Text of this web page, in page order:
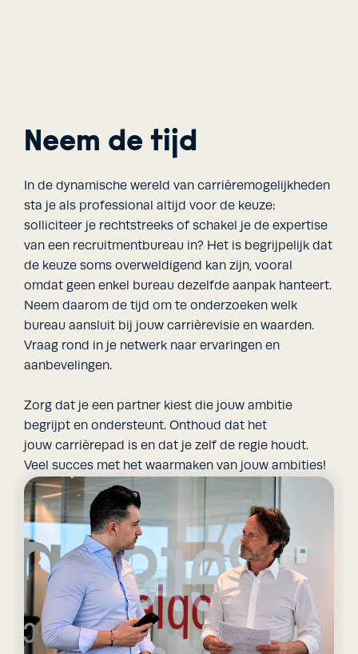
Neem de tijd
In de dynamische wereld van carrièremogelijkheden
sta je als professional altijd voor de keuze:
solliciteer je rechtstreeks of schakel je de expertise
van een recruitmentbureau in? Het is begrijpelijk dat
de keuze soms overweldigend kan zijn, vooral
omdat geen enkel bureau dezelfde aanpak hanteert.
Neem daarom de tijd om te onderzoeken welk
bureau aansluit bij jouw carrièrevisie en waarden.
Vraag rond in je netwerk naar ervaringen en
aanbevelingen.
Zorg dat je een partner kiest die jouw ambitie
begrijpt en ondersteunt. Onthoud dat het
jouw carrièrepad is en dat je zelf de regie houdt.
Veel succes met het waarmaken van jouw ambities!